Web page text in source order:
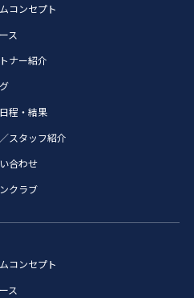
コンセプト
ス
ナー紹介
程・結果
スタッフ紹介
合わせ
クラブ
コンセプト
ス